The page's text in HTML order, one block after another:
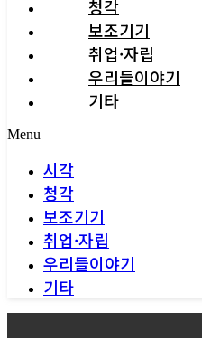
청각
보조기기
취업·자립
우리들이야기
기타
Menu
시각
청각
보조기기
취업·자립
우리들이야기
기타